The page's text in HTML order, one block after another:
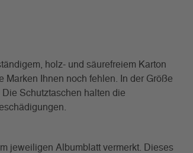
holz- und säurefreiem Karton
Marken Ihnen noch fehlen. In der Größe
Schutztaschen halten die
jeweiligen Albumblatt vermerkt. Dieses